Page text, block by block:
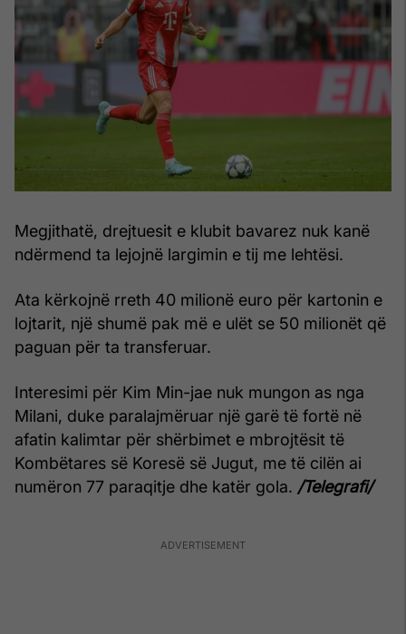
Megjithatë, drejtuesit e klubit bavarez nuk kanë
ndërmend ta lejojnë largimin e tij me lehtësi.
Ata kërkojnë rreth 40 milionë euro për kartonin e
lojtarit, një shumë pak më e ulët se 50 milionët që
paguan për ta transferuar.
Interesimi për Kim Min-jae nuk mungon as nga
Milani, duke paralajmëruar një garë të fortë në
afatin kalimtar për shërbimet e mbrojtësit të
Kombëtares së Koresë së Jugut, me të cilën ai
numëron 77 paraqitje dhe katër gola. /Telegrafi/